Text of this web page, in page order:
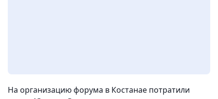
На организацию форума в Костанае потратили